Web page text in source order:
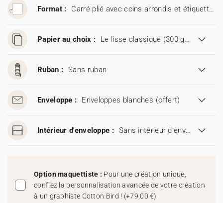
Format : Carré plié avec coins arrondis et étiquettes (13 x 13 cm)
Papier au choix : Le lisse classique (300 g/m²)
Ruban : Sans ruban
Enveloppe : Enveloppes blanches (offert)
Intérieur d'enveloppe : Sans intérieur d'enveloppe
Option maquettiste : Pour une création unique,
confiez la personnalisation avancée de votre création
à un graphiste Cotton Bird ! (+79,00 €)